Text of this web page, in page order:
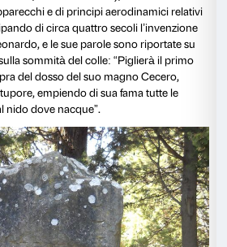
per Aria, 2020.
Studio Tomás Saraceno, 2020
perAriain alto a destra compare
di Leonardo, laVite aerea
sollevata da una vela a
le invenzioni
all’uomo di elevarsi da terra:
in cui coinvolse l’amico e
avvenuto sul Monte Ceceri,
Fiesole.